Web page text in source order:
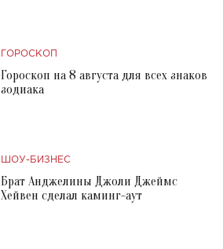
ГОРОСКОП
Гороскоп на 8 августа для всех знаков
зодиака
ШОУ-БИЗНЕС
Брат Анджелины Джоли Джеймс
Хейвен сделал каминг-аут